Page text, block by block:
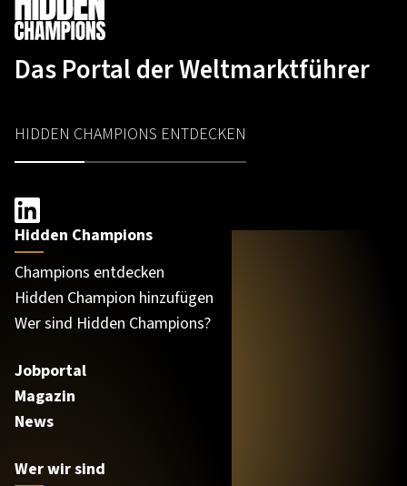
Das Portal der Weltmarktführer
HIDDEN CHAMPIONS ENTDECKEN
Hidden Champions
Champions entdecken
Hidden Champion hinzufügen
Wer sind Hidden Champions?
Jobportal
Magazin
News
Wer wir sind